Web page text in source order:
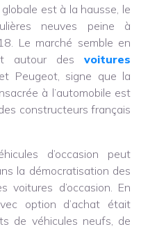
est à la hausse, le
neuves peine à
Le marché semble en
autour des voitures
et Peugeot, signe que la
à l’automobile est
constructeurs français
d’occasion peut
la démocratisation des
voitures d’occasion. En
option d’achat était
de véhicules neufs, de